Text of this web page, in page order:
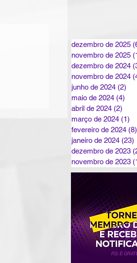
dezembro de 2025
novembro de 2025
dezembro de 2024
novembro de 2024
junho de 2024 (2)
maio de 2024 (4)
abril de 2024 (2)
março de 2024 (1)
fevereiro de 2024 (8)
janeiro de 2024 (23)
dezembro de 2023
novembro de 2023